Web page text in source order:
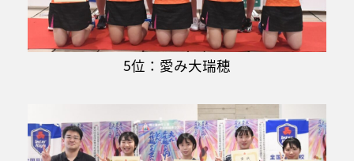
5位：愛み大瑞穂